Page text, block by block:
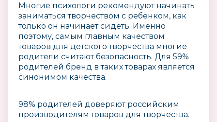
Многие психологи рекомендуют начинать
заниматься творчеством с ребёнком, как
только он начинает сидеть. Именно
поэтому, самым главным качеством
товаров для детского творчества многие
родители считают безопасность. Для 59%
родителей бренд в таких товарах является
синонимом качества.
98% родителей доверяют российским
производителям товаров для творчества.